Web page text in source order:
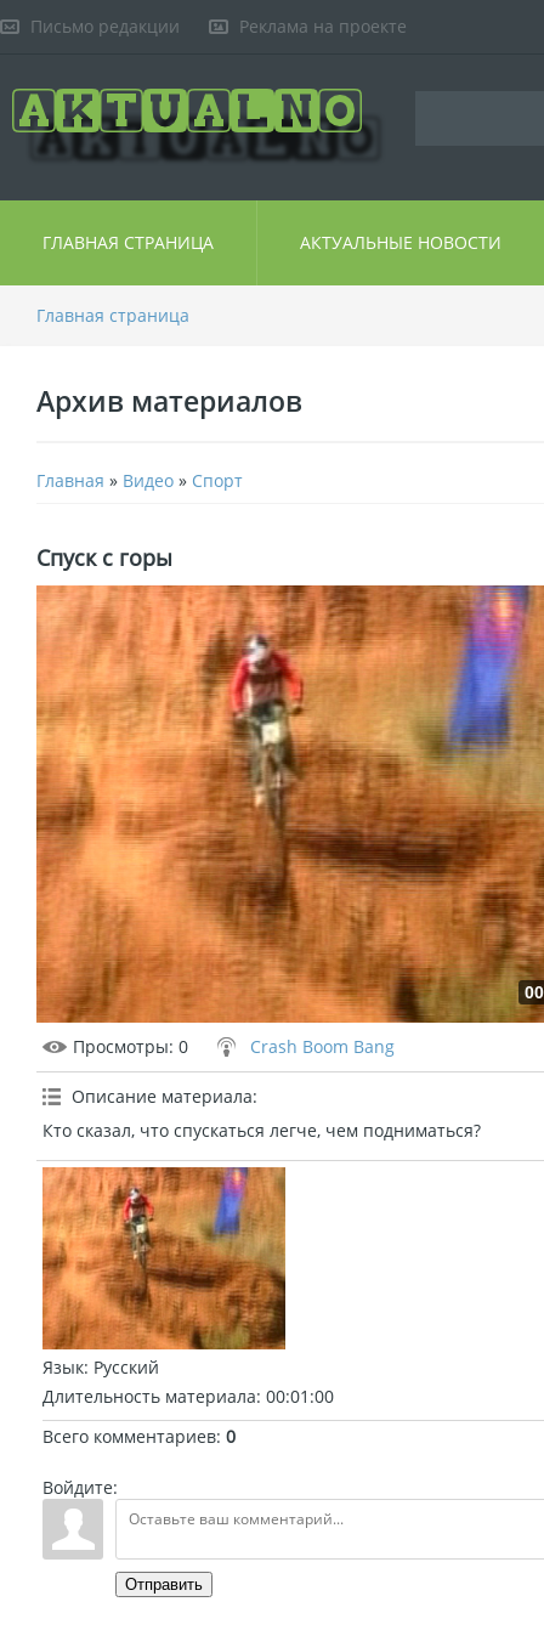
Письмо редакции Реклама на проекте
ГЛАВНАЯ СТРАНИЦА АКТУАЛЬНЫЕ НОВОСТИ
Главная страница
Архив материалов
Главная » Видео » Спорт
Спуск с горы
Просмотры: 0 Crash Boom Bang
Описание материала:
Кто сказал, что спускаться легче, чем подниматься?
Язык: Русский
Длительность материала: 00:01:00
Всего комментариев: 0
Войдите:
Отправить